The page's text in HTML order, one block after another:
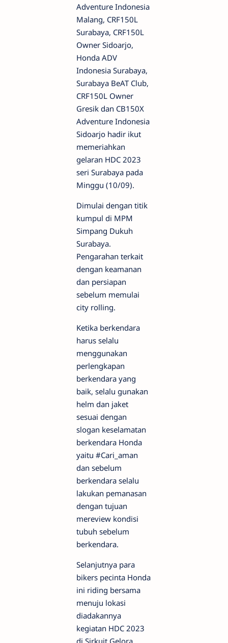
Adventure Indonesia
Malang, CRF150L
Surabaya, CRF150L
Owner Sidoarjo,
Honda ADV
Indonesia Surabaya,
Surabaya BeAT Club,
CRF150L Owner
Gresik dan CB150X
Adventure Indonesia
Sidoarjo hadir ikut
memeriahkan
gelaran HDC 2023
seri Surabaya pada
Minggu (10/09).
Dimulai dengan titik
kumpul di MPM
Simpang Dukuh
Surabaya.
Pengarahan terkait
dengan keamanan
dan persiapan
sebelum memulai
city rolling.
Ketika berkendara
harus selalu
menggunakan
perlengkapan
berkendara yang
baik, selalu gunakan
helm dan jaket
sesuai dengan
slogan keselamatan
berkendara Honda
yaitu #Cari_aman
dan sebelum
berkendara selalu
lakukan pemanasan
dengan tujuan
mereview kondisi
tubuh sebelum
berkendara.
Selanjutnya para
bikers pecinta Honda
ini riding bersama
menuju lokasi
diadakannya
kegiatan HDC 2023